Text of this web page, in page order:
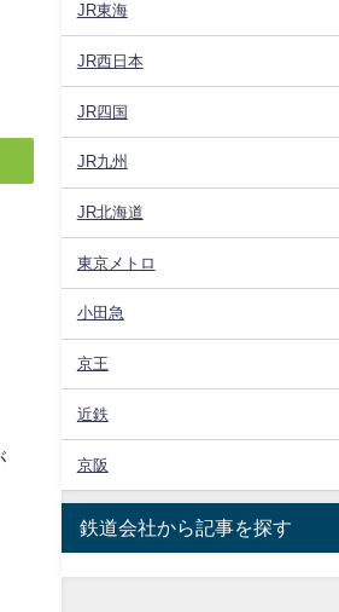
JR東海
JR西日本
JR四国
JR九州
JR北海道
東京メトロ
小田急
京王
近鉄
京阪
鉄道会社から記事を探す